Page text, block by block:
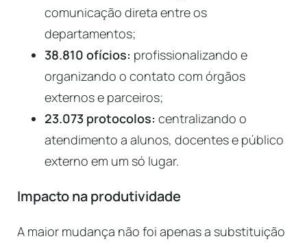
comunicação direta entre os
departamentos;
38.810 ofícios: profissionalizando e
organizando o contato com órgãos
externos e parceiros;
23.073 protocolos: centralizando o
atendimento a alunos, docentes e público
externo em um só lugar.
Impacto na produtividade
A maior mudança não foi apenas a substituição